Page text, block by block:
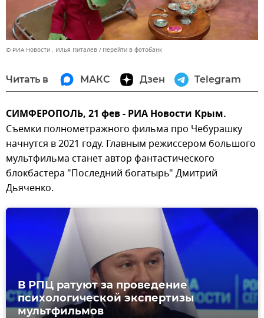
© РИА Новости . Илья Питалев Перейти в фотобанк
Читать в МАКС Дзен Telegram
СИМФЕРОПОЛЬ, 21 фев - РИА Новости Крым.
Съемки полнометражного фильма про Чебурашку
начнутся в 2021 году. Главным режиссером большого
мультфильма станет автор фантастического
блокбастера "Последний богатырь" Дмитрий
Дьяченко.
В РПЦ ратуют за проведение
психологической экспертизы
мультфильмов